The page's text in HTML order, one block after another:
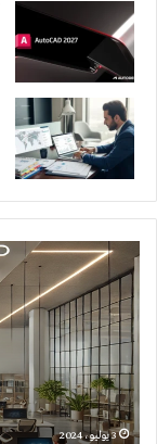
الإضاءة
المتمحورة
حول
الإنسان
(HCL)
Human
Centric
Lighting
3 يوليو، 2024